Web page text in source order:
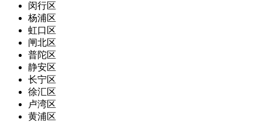
闵行区
杨浦区
虹口区
闸北区
普陀区
静安区
长宁区
徐汇区
卢湾区
黄浦区